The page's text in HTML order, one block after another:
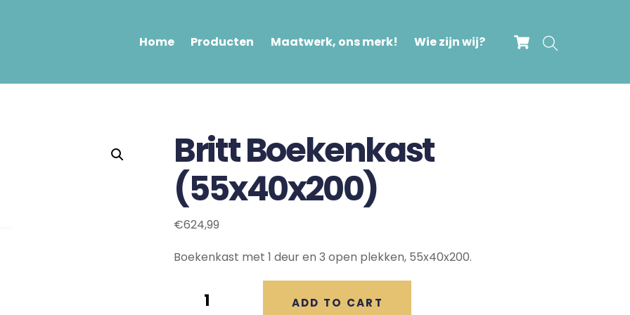
Cart
Home Producten Maatwerk, ons merk! Wie zijn wij?
Britt Boekenkast
(55x40x200)
€624,99
Boekenkast met 1 deur en 3 open plekken, 55x40x200.
Boekenkast
ADD TO CART